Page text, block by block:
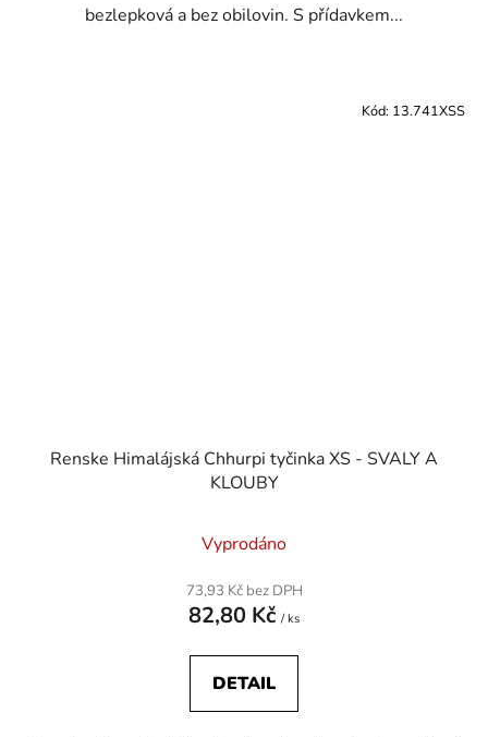
bezlepková a bez obilovin. S přídavkem...
Renske Himalájská Chhurpi tyčinka XS - SVALY A
KLOUBY
Vyprodáno
73,93 Kč bez DPH
82,80 Kč / ks
DETAIL
Kód: 13.741XSS